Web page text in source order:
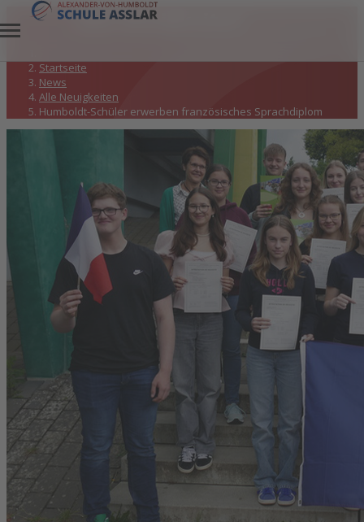
Alle Neuigkeiten
Startseite
News
Alle Neuigkeiten
Humboldt-Schüler erwerben französisches Sprachdiplom